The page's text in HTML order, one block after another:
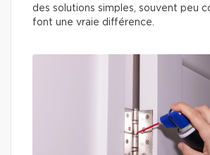
des solutions simples, souvent peu
font une vraie différence.